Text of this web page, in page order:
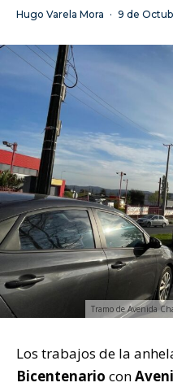
Hugo Varela Mora · 9 de
Tramo de Avenida
Los trabajos de la
Bicentenario con